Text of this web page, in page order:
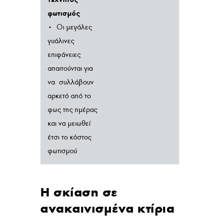
φωτισμός
• Οι μεγάλες
γυάλινες
επιφάνειες
απαιτούνται για
να συλλάβουν
αρκετό από το
φως της ημέρας
και να μειωθεί
έτσι το κόστος
φωτισμού
Η σκίαση σε
ανακαινισμένα κτίρια